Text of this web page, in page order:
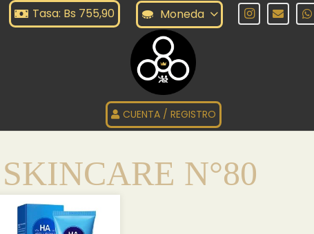
Tasa: Bs 755,90 Moneda
CUENTA / REGISTRO
SKINCARE N°80